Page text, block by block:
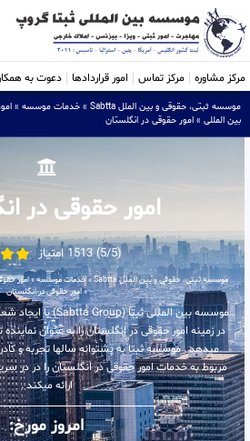
مرکز مشاوره مرکز تماس امور قراردادها دعوت به
موسسه ثبتی، حقوقی و بین الملل Sabtta » خدمات موسسه »
بین المللی » امور حقوقی در انگلستان
امور حقوقی در
(5/5) 1513 امتیاز
موسسه ثبتی، حقوقی و بین الملل Sabtta »خدمات موسسه»امور
»امور حقوقی در انگلستان
در زمینه امور حقوقی در انگلستان را به عنوان
میدهد . موسسه ثبتا به پشتوانه سالها تجربه و
مربوط به خدمات امور حقوقی در انگلستان را در در
ارائه میکند .
امروز مورخ: